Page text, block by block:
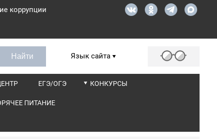
коррупции
Язык сайта
ЕГЭ/ОГЭ КОНКУРСЫ
ПИТАНИЕ